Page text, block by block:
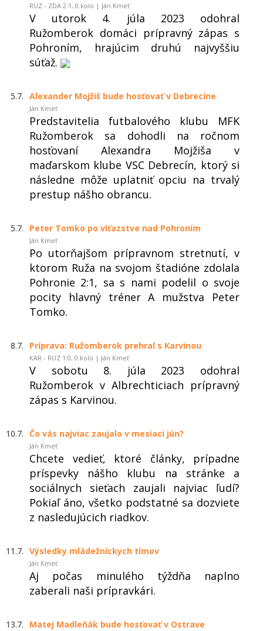
RUZ - ZDA 2:1, 0.kolo | Ján Kmeť
V utorok 4. júla 2023 odohral
Ružomberok domáci prípravný zápas s
Pohroním, hrajúcim druhú najvyššiu
súťaž.
5.7. Alexander Mojžiš bude hosťovať v Debrecíne
Ján Kmeť
Predstavitelia futbalového klubu MFK
Ružomberok sa dohodli na ročnom
hosťovaní Alexandra Mojžiša v
maďarskom klube VSC Debrecín, ktorý si
následne môže uplatniť opciu na trvalý
prestup nášho obrancu.
5.7. Peter Tomko po víťazstve nad Pohroním
Ján Kmeť
Po utorňajšom prípravnom stretnutí, v
ktorom Ruža na svojom štadióne zdolala
Pohronie 2:1, sa s nami podelil o svoje
pocity hlavný tréner A mužstva Peter
Tomko.
8.7. Príprava: Ružomberok prehral s Karvinou
KAR - RUZ 1:0, 0.kolo | Ján Kmeť
V sobotu 8. júla 2023 odohral
Ružomberok v Albrechticiach prípravný
zápas s Karvinou.
10.7. Čo vás najviac zaujalo v mesiaci jún?
Ján Kmeť
Chcete vedieť, ktoré články, prípadne
príspevky nášho klubu na stránke a
sociálnych sieťach zaujali najviac ľudí?
Pokiaľ áno, všetko podstatné sa dozviete
z nasledujúcich riadkov.
11.7. Výsledky mládežníckych tímov
Ján Kmeť
Aj počas minulého týždňa naplno
zaberali naši prípravkári.
13.7. Matej Madleňák bude hosťovať v Ostrave